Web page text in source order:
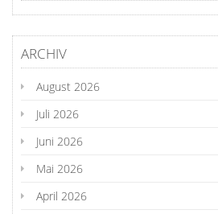
ARCHIV
August 2026
Juli 2026
Juni 2026
Mai 2026
April 2026